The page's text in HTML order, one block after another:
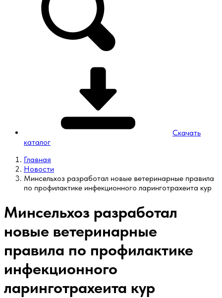
Скачать
каталог
Главная
Новости
Минсельхоз разработал новые ветеринарные правила
по профилактике инфекционного ларинготрахеита кур
Минсельхоз разработал
новые ветеринарные
правила по профилактике
инфекционного
ларинготрахеита кур